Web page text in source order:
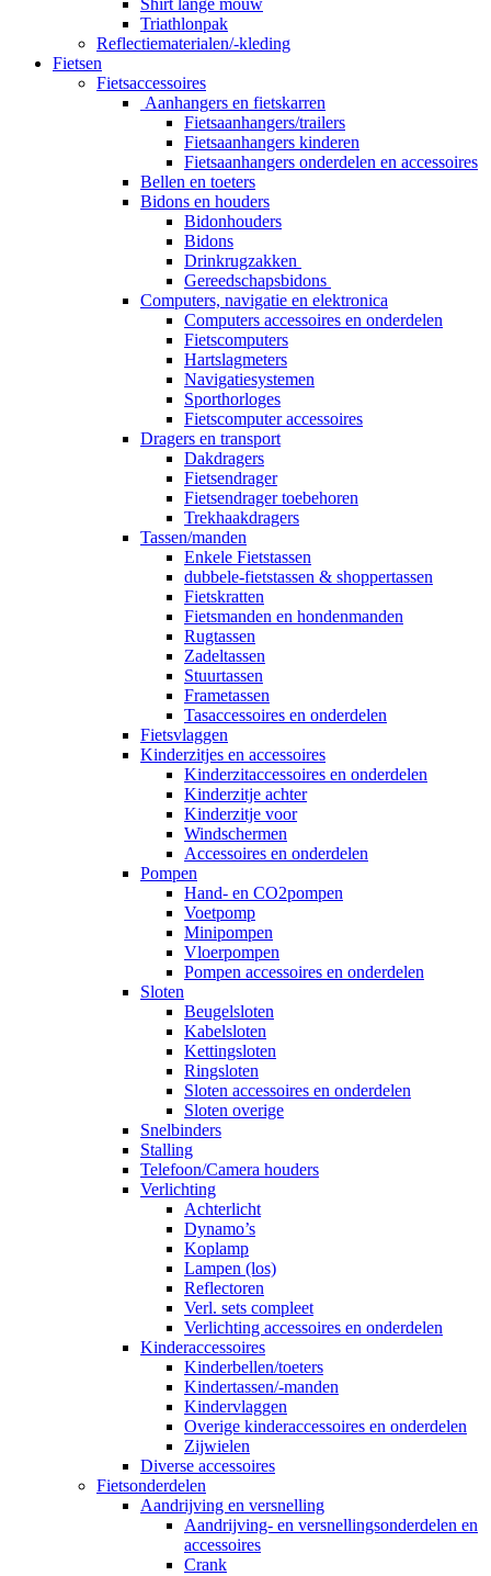
Shirt lange mouw
Triathlonpak
Reflectiematerialen/-kleding
Fietsen
Fietsaccessoires
Aanhangers en fietskarren
Fietsaanhangers/trailers
Fietsaanhangers kinderen
Fietsaanhangers onderdelen en accessoires
Bellen en toeters
Bidons en houders
Bidonhouders
Bidons
Drinkrugzakken
Gereedschapsbidons
Computers, navigatie en elektronica
Computers accessoires en onderdelen
Fietscomputers
Hartslagmeters
Navigatiesystemen
Sporthorloges
Fietscomputer accessoires
Dragers en transport
Dakdragers
Fietsendrager
Fietsendrager toebehoren
Trekhaakdragers
Tassen/manden
Enkele Fietstassen
dubbele-fietstassen & shoppertassen
Fietskratten
Fietsmanden en hondenmanden
Rugtassen
Zadeltassen
Stuurtassen
Frametassen
Tasaccessoires en onderdelen
Fietsvlaggen
Kinderzitjes en accessoires
Kinderzitaccessoires en onderdelen
Kinderzitje achter
Kinderzitje voor
Windschermen
Accessoires en onderdelen
Pompen
Hand- en CO2pompen
Voetpomp
Minipompen
Vloerpompen
Pompen accessoires en onderdelen
Sloten
Beugelsloten
Kabelsloten
Kettingsloten
Ringsloten
Sloten accessoires en onderdelen
Sloten overige
Snelbinders
Stalling
Telefoon/Camera houders
Verlichting
Achterlicht
Dynamo’s
Koplamp
Lampen (los)
Reflectoren
Verl. sets compleet
Verlichting accessoires en onderdelen
Kinderaccessoires
Kinderbellen/toeters
Kindertassen/-manden
Kindervlaggen
Overige kinderaccessoires en onderdelen
Zijwielen
Diverse accessoires
Fietsonderdelen
Aandrijving en versnelling
Aandrijving- en versnellingsonderdelen en
accessoires
Crank